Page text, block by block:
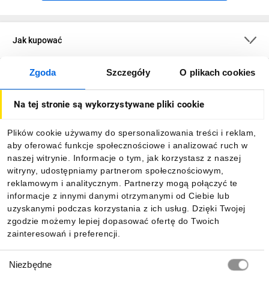
Zgoda Szczegóły O plikach cookies
Na tej stronie są wykorzystywane pliki cookie
Plików cookie używamy do spersonalizowania treści i reklam,
aby oferować funkcje społecznościowe i analizować ruch w
naszej witrynie. Informacje o tym, jak korzystasz z naszej
witryny, udostępniamy partnerom społecznościowym,
reklamowym i analitycznym. Partnerzy mogą połączyć te
informacje z innymi danymi otrzymanymi od Ciebie lub
uzyskanymi podczas korzystania z ich usług. Dzięki Twojej
zgodzie możemy lepiej dopasować ofertę do Twoich
zainteresowań i preferencji.
zgody
Niezbędne
Jak kupować
O firmie
Informacje
Pobierz naszą aplikację mobilną: